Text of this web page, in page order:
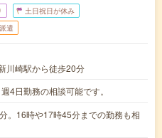
土日祝日が休み
派遣
川崎駅から徒歩20分
日勤務の相談可能です。
16時や17時45分までの勤務も相